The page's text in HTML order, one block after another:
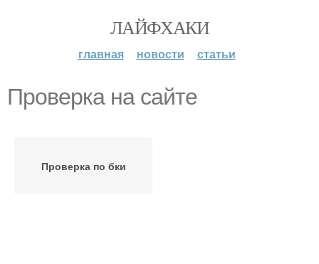
ЛАЙФХАКИ
главная новости статьи
Проверка на сайте
Проверка по бки